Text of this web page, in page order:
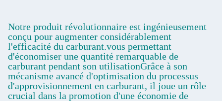
Notre produit révolutionnaire est ingénieusement
conçu pour augmenter considérablement
l'efficacité du carburant.vous permettant
d'économiser une quantité remarquable de
carburant pendant son utilisationGrâce à son
mécanisme avancé d'optimisation du processus
d'approvisionnement en carburant, il joue un rôle
crucial dans la promotion d'une économie de